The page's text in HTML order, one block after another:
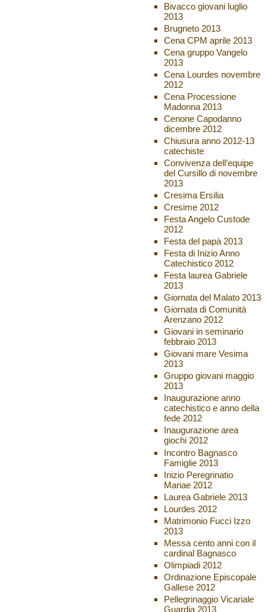
Bivacco giovani luglio
2013
Brugneto 2013
Cena CPM aprile 2013
Cena gruppo Vangelo
2013
Cena Lourdes novembre
2012
Cena Processione
Madonna 2013
Cenone Capodanno
dicembre 2012
Chiusura anno 2012-13
catechiste
Convivenza dell’equipe
del Cursillo di novembre
2013
Cresima Ersilia
Cresime 2012
Festa Angelo Custode
2012
Festa del papà 2013
Festa di Inizio Anno
Catechistico 2012
Festa laurea Gabriele
2013
Giornata del Malato 2013
Giornata di Comunità
Arenzano 2012
Giovani in seminario
febbraio 2013
Giovani mare Vesima
2013
Gruppo giovani maggio
2013
Inaugurazione anno
catechistico e anno della
fede 2012
Inaugurazione area
giochi 2012
Incontro Bagnasco
Famiglie 2013
Inizio Peregrinatio
Mariae 2012
Laurea Gabriele 2013
Lourdes 2012
Matrimonio Fucci Izzo
2013
Messa cento anni con il
cardinal Bagnasco
Olimpiadi 2012
Ordinazione Episcopale
Gallese 2012
Pellegrinaggio Vicariale
Guardia 2013